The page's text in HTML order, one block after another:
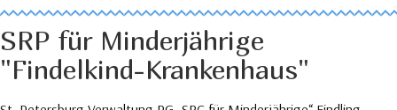
SRP für Minderjährige
"Findelkind-Krankenhaus"